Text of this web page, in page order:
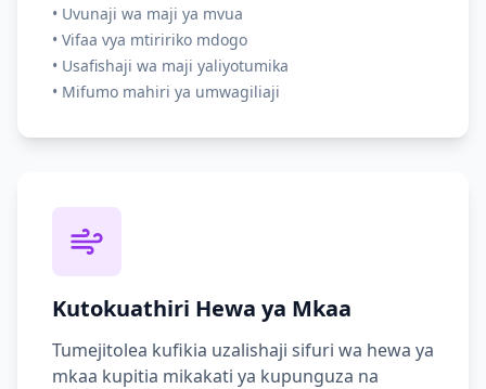
• Uvunaji wa maji ya mvua
• Vifaa vya mtiririko mdogo
• Usafishaji wa maji yaliyotumika
• Mifumo mahiri ya umwagiliaji
Kutokuathiri Hewa ya Mkaa
Tumejitolea kufikia uzalishaji sifuri wa hewa ya
mkaa kupitia mikakati ya kupunguza na